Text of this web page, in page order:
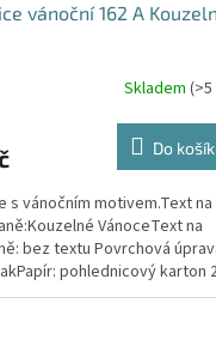
vánoční 162 A
Skladem
Do
s vánočním motivem.Text na
VánoceText na
bez textu Povrchová
pohlednicový karton